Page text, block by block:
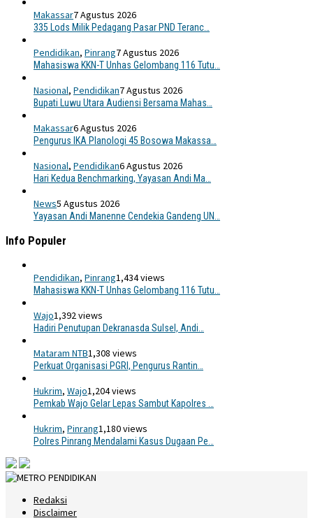
Makassar7 Agustus 2026
335 Lods Milik Pedagang Pasar PND Teranc…
Pendidikan, Pinrang7 Agustus 2026
Mahasiswa KKN-T Unhas Gelombang 116 Tutu…
Nasional, Pendidikan7 Agustus 2026
Bupati Luwu Utara Audiensi Bersama Mahas…
Makassar6 Agustus 2026
Pengurus IKA Planologi 45 Bosowa Makassa…
Nasional, Pendidikan6 Agustus 2026
Hari Kedua Benchmarking, Yayasan Andi Ma…
News5 Agustus 2026
Yayasan Andi Manenne Cendekia Gandeng UN…
Info Populer
Pendidikan, Pinrang1,434 views
Mahasiswa KKN-T Unhas Gelombang 116 Tutu…
Wajo1,392 views
Hadiri Penutupan Dekranasda Sulsel, Andi…
Mataram NTB1,308 views
Perkuat Organisasi PGRI, Pengurus Rantin…
Hukrim, Wajo1,204 views
Pemkab Wajo Gelar Lepas Sambut Kapolres …
Hukrim, Pinrang1,180 views
Polres Pinrang Mendalami Kasus Dugaan Pe…
Redaksi
Disclaimer